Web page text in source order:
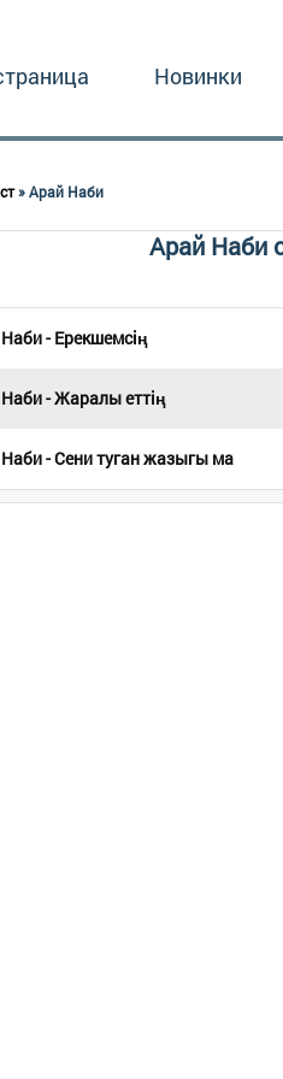
Новинки
» Арай Наби
Арай Наби
- Ерекшемсің
- Жаралы еттің
- Сени туган жазыгы ма